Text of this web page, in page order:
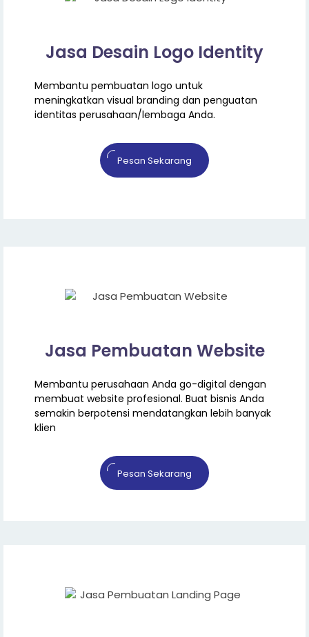
Jasa Desain Logo Identity
Membantu pembuatan logo untuk
meningkatkan visual branding dan penguatan
identitas perusahaan/lembaga Anda.
Pesan Sekarang
Jasa Pembuatan Website
Membantu perusahaan Anda go-digital dengan
membuat website profesional. Buat bisnis Anda
semakin berpotensi mendatangkan lebih banyak
klien
Pesan Sekarang